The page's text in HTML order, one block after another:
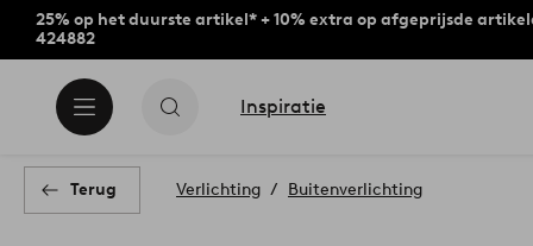
25% op het duurste artikel* + 10% extra op afgeprijsde
424882
Inspiratie
Terug Verlichting Buitenverlichting